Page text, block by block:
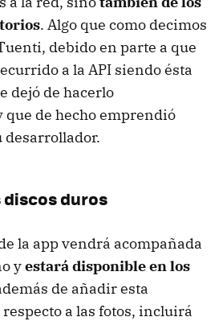
. Algo que como decimos
debido en parte a que
a la API siendo ésta
dejó de hacerlo
de hecho emprendió
desarrollador.
duros
la app vendrá acompañada
yestará disponible en los
de añadir esta
a las fotos, incluirá